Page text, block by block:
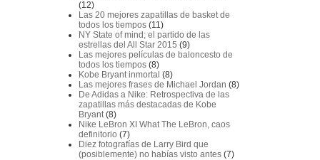
(12)
Las 20 mejores zapatillas de basket de
todos los tiempos (11)
NY State of mind; el partido de las
estrellas del All Star 2015 (9)
Las mejores películas de baloncesto de
todos los tiempos (8)
Kobe Bryant inmortal (8)
Las mejores frases de Michael Jordan (8)
De Adidas a Nike: Retrospectiva de las
zapatillas más destacadas de Kobe
Bryant(8)
Nike LeBron XI What The LeBron, caos
definitorio (7)
Diez fotografías de Larry Bird que
(posiblemente) no habías visto antes (7)